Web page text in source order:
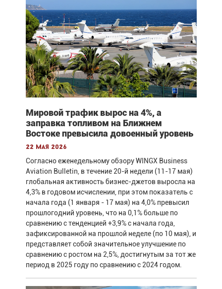
Мировой трафик вырос на 4%, а
заправка топливом на Ближнем
Востоке превысила довоенный уровень
22 мая 2026
Согласно еженедельному обзору WINGX Business
Aviation Bulletin, в течение 20-й недели (11-17 мая)
глобальная активность бизнес-джетов выросла на
4,3% в годовом исчислении, при этом показатель с
начала года (1 января - 17 мая) на 4,0% превысил
прошлогодний уровень, что на 0,1% больше по
сравнению с тенденцией +3,9% с начала года,
зафиксированной на прошлой неделе (по 10 мая), и
представляет собой значительное улучшение по
сравнению с ростом на 2,5%, достигнутым за тот же
период в 2025 году по сравнению с 2024 годом.